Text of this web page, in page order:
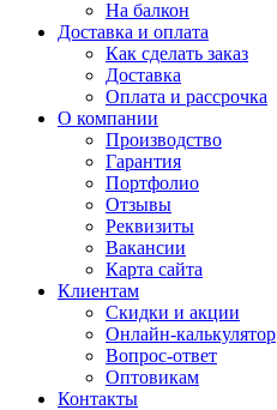
На балкон
Доставка и оплата
Как сделать заказ
Доставка
Оплата и рассрочка
О компании
Производство
Гарантия
Портфолио
Отзывы
Реквизиты
Вакансии
Карта сайта
Клиентам
Скидки и акции
Онлайн-калькулятор
Вопрос-ответ
Оптовикам
Контакты